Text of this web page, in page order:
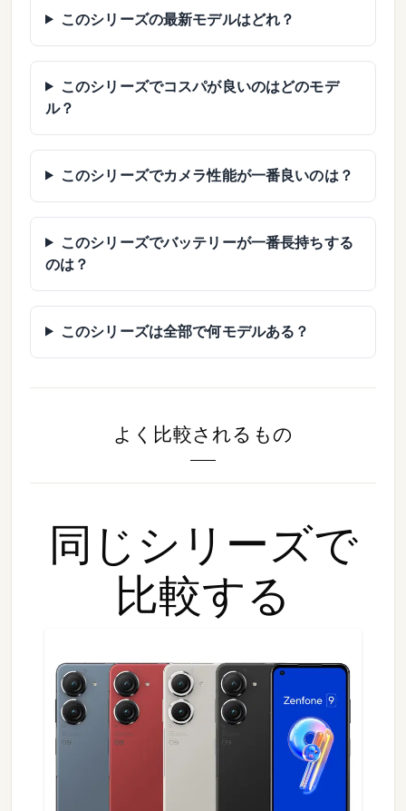
このシリーズの最新モデルはどれ？
このシリーズでコスパが良いのはどのモデ
ル？
このシリーズでカメラ性能が一番良いのは？
このシリーズでバッテリーが一番長持ちする
のは？
このシリーズは全部で何モデルある？
よく比較されるもの
同じシリーズで
比較する